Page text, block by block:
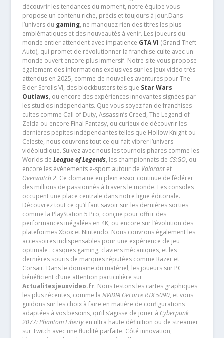
découvrir les tendances du moment, notre équipe vous
propose un contenu riche, précis et toujours à jour.Dans
l’univers du gaming, ne manquez rien des titres les plus
emblématiques et des nouveautés à venir. Les joueurs du
monde entier attendent avec impatience GTA VI (Grand Theft
Auto), qui promet de révolutionner la franchise culte avec un
monde ouvert encore plus immersif. Notre site vous propose
également des informations exclusives sur les jeux vidéo très
attendus en 2025, comme de nouvelles aventures pour The
Elder Scrolls VI, des blockbusters tels que Star Wars
Outlaws, ou encore des expériences innovantes signées par
les studios indépendants. Que vous soyez fan de franchises
cultes comme Call of Duty, Assassin’s Creed, The Legend of
Zelda ou encore Final Fantasy, ou curieux de découvrir les
dernières pépites indépendantes telles que Hollow Knight ou
Celeste, nous couvrons tout ce qui fait vibrer l’univers
vidéoludique. Suivez avec nous les tournois phares comme les
Worlds de League of Legends, les championnats de CS:GO, ou
encore les événements e-sport autour de Valorantet
Overwatch 2. Ce domaine en plein essor continue de fédérer
des millions de passionnés à travers le monde. Les consoles
occupent une place centrale dans notre ligne éditoriale.
Découvrez tout ce qu’il faut savoir sur les dernières sorties
comme la PlayStation 5 Pro, conçue pour offrir des
performances inégalées en 4K, ou encore sur l’évolution des
plateformes Xbox et Nintendo. Nous couvrons également les
accessoires indispensables pour une expérience de jeu
optimale : casques gaming, claviers mécaniques, et les
dernières souris de marques réputées comme Razer et
Corsair. Dans le domaine du matériel, les joueurs sur PC
bénéficient d’une attention particulière sur
Actualitesjeuxvideo.fr. Nous testons les cartes graphiques
les plus récentes, comme la NVIDIA GeForce RTX 5090, et vous
guidons sur les choix à faire en matière de configurations
adaptées à vos besoins, qu’il s’agisse de jouer à Cyberpunk
2077: Phantom Libertyen ultra haute définition ou de streamer
sur Twitch avec une fluidité parfaite. Côté innovation,